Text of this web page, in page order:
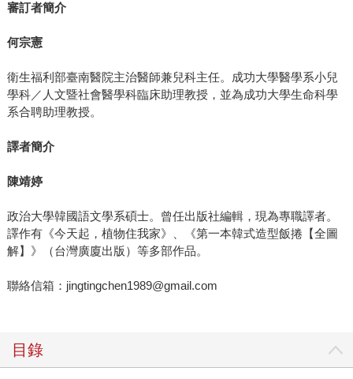
審訂者簡介
何宗憲
衛生福利部臺南醫院主治醫師兼兒科主任。成功大學醫學系小兒
學科／人文暨社會醫學科臨床助理教授，並為成功大學生命科學
系合聘助理教授。
譯者簡介
陳靖婷
政治大學韓國語文學系碩士。曾任出版社編輯，現為專職譯者。
譯作有《今天起，植物住我家》、《第一本韓式造型飯捲【全圖
解】》（台灣廣廈出版）等多部作品。
聯絡信箱：jingtingchen1989@gmail.com
目錄